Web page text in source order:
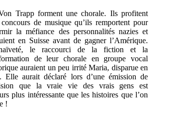
Trapp forment une chorale. Ils profitent
concours de musique qu’ils remportent pour
la méfiance des personnalités nazies et
en Suisse avant de gagner l’Amérique.
le raccourci de la fiction et la
de leur chorale en groupe vocal
auraient un peu irrité Maria, disparue en
Elle aurait déclaré lors d’une émission de
que la vraie vie des vrais gens est
plus intéressante que les histoires que l’on
!